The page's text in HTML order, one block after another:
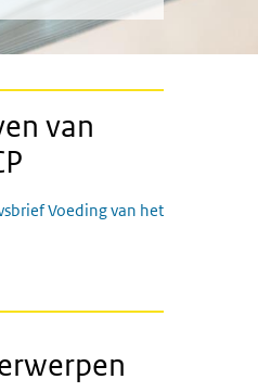
van
Voeding van het